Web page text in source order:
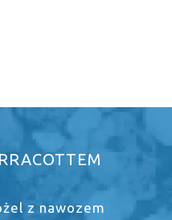
z nawozem